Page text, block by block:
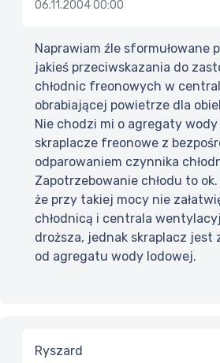
06.11.2004 00:00
Naprawiam źle sformułowane
jakieś przeciwskazania do
chłodnic freonowych w
obrabiającej powietrze dla
Nie chodzi mi o agregaty
skraplacze freonowe z
odparowaniem czynnika
Zapotrzebowanie chłodu to ok.
że przy takiej mocy nie
chłodnicą i centrala
droższa, jednak skraplacz jest
od agregatu wody lodowej.
Ryszard